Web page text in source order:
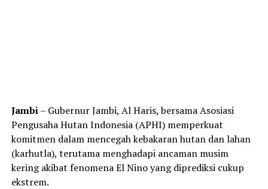
Jambi– Gubernur Jambi, Al Haris, bersama Asosiasi
Pengusaha Hutan Indonesia (APHI) memperkuat
komitmen dalam mencegah kebakaran hutan dan lahan
(karhutla), terutama menghadapi ancaman musim
kering akibat fenomena El Nino yang diprediksi cukup
ekstrem.